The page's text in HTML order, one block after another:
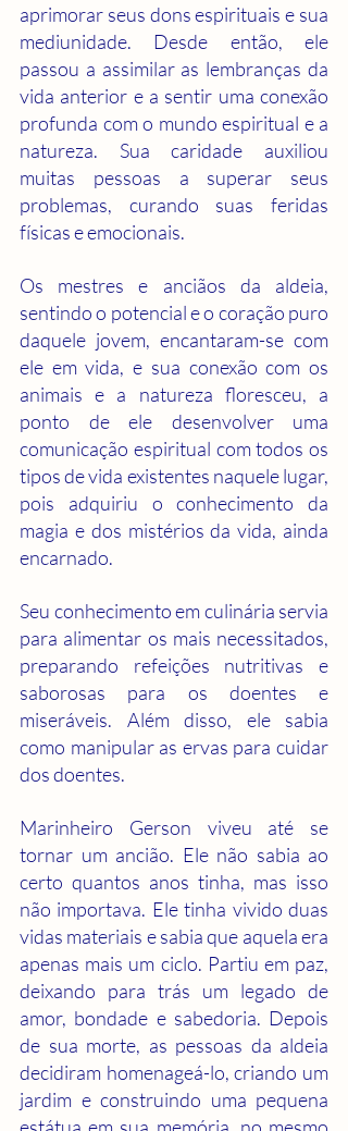
aprimorar seus dons espirituais e sua
mediunidade. Desde então, ele
passou a assimilar as lembranças da
vida anterior e a sentir uma conexão
profunda com o mundo espiritual e a
natureza. Sua caridade auxiliou
muitas pessoas a superar seus
problemas, curando suas feridas
físicas e emocionais.
Os mestres e anciãos da aldeia,
sentindo o potencial e o coração puro
daquele jovem, encantaram-se com
ele em vida, e sua conexão com os
animais e a natureza floresceu, a
ponto de ele desenvolver uma
comunicação espiritual com todos os
tipos de vida existentes naquele lugar,
pois adquiriu o conhecimento da
magia e dos mistérios da vida, ainda
encarnado.
Seu conhecimento em culinária servia
para alimentar os mais necessitados,
preparando refeições nutritivas e
saborosas para os doentes e
miseráveis. Além disso, ele sabia
como manipular as ervas para cuidar
dos doentes.
Marinheiro Gerson viveu até se
tornar um ancião. Ele não sabia ao
certo quantos anos tinha, mas isso
não importava. Ele tinha vivido duas
vidas materiais e sabia que aquela era
apenas mais um ciclo. Partiu em paz,
deixando para trás um legado de
amor, bondade e sabedoria. Depois
de sua morte, as pessoas da aldeia
decidiram homenageá-lo, criando um
jardim e construindo uma pequena